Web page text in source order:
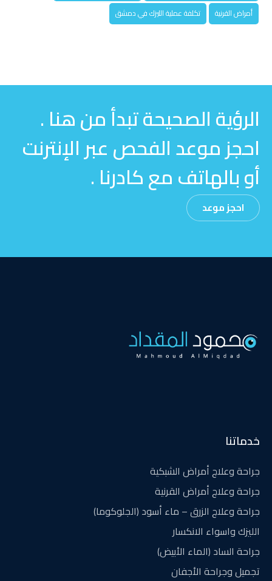
أمراض القرنية
تكلفة عملية الليزك في دمشق
الرؤية الصحيحة تبدأ من هنا .
احجز موعد الفحص عبر الإنترنت
أو بالهاتف مع كادرنا .
احجز موعد
خدماتنا
جراحة وعلاج أمراض الشبكية
جراحة وعلاج أمراض القرنية
جراحة وعلاج الزرق – ماء أسود (الجلوكوما)
الليزك واسواء الانكسار
جراحة الساد (الماء الأبيض)
تجميل وجراحة الأجفان